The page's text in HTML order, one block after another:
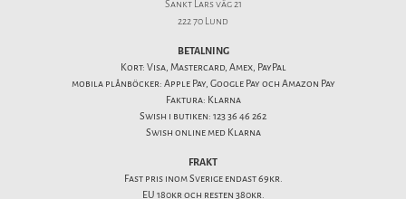
Sankt Lars väg 21
222 70 Lund
BETALNING
Kort: Visa, Mastercard, Amex, PayPal
mobila plånböcker: Apple Pay, Google Pay och Amazon Pay
Faktura: Klarna
Swish i butiken: 123 36 46 262
Swish online med Klarna
FRAKT
Fast pris inom Sverige endast 69kr.
EU 180kr och resten 380kr.